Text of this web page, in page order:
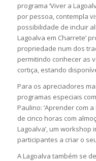
programa ‘Viver a
por pessoa, contempla
possibilidade de incluir
Lagoalva em Charrete’
propriedade num dos
permitindo conhecer as
cortiça, estando
Para os apreciadores
programas especiais
Paulino: ‘Aprender com
de cinco horas com
Lagoalva’, um
participantes a criar o
A Lagoalva também se